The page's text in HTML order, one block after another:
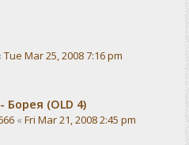
Tue Mar 25, 2008 7:16 pm
(OLD 4)
« Fri Mar 21, 2008 2:45 pm